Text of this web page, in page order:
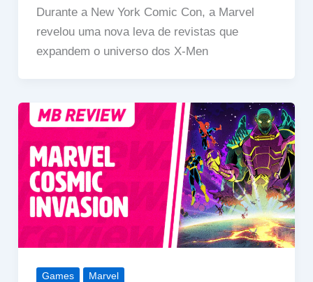
Durante a New York Comic Con, a Marvel
revelou uma nova leva de revistas que
expandem o universo dos X-Men
Games Marvel